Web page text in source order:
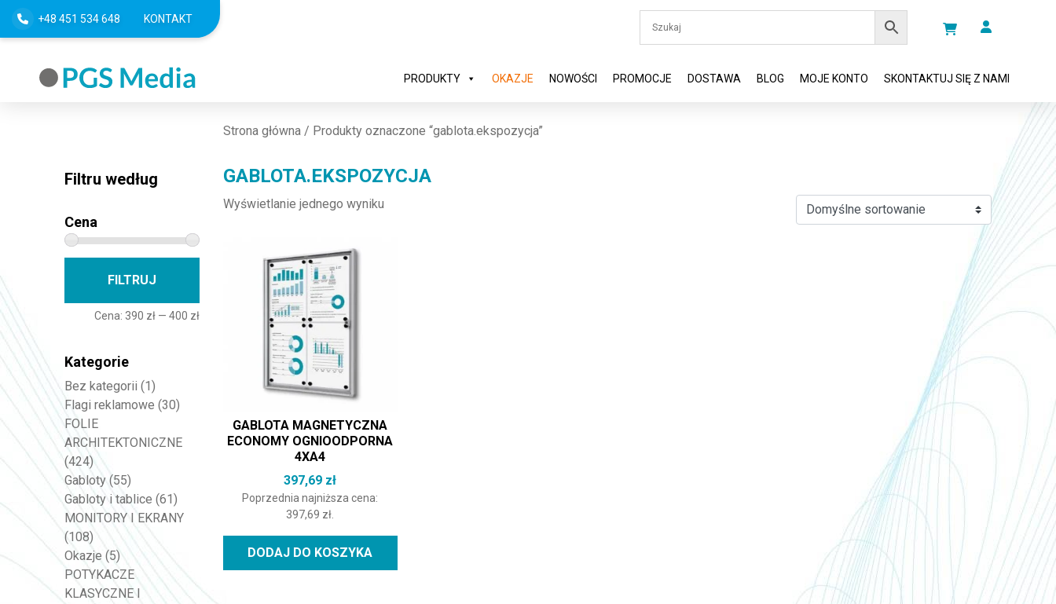
+48 451 534 648 KONTAKT
PRODUKTY OKAZJE NOWOŚCI PROMOCJE DOSTAWA BLOG MOJE KONTO SKONTAKTUJ SIĘ Z NAMI
Filtru według
Cena
FILTRUJ
Cena: 390 zł— 400 zł
Kategorie
Bez kategorii (1)
Flagi reklamowe (30)
FOLIE
ARCHITEKTONICZNE
(424)
Gabloty (55)
Gabloty i tablice (61)
MONITORY I EKRANY
(108)
Okazje (5)
POTYKACZE
KLASYCZNE I
Strona główna/ Produkty oznaczone “gablota.ekspozycja”
GABLOTA.EKSPOZYCJA
Wyświetlanie jednego wyniku
GABLOTA MAGNETYCZNA
ECONOMY OGNIOODPORNA
4XA4
397,69 zł
Poprzednia najniższa cena:
397,69 zł
DODAJ DO KOSZYKA